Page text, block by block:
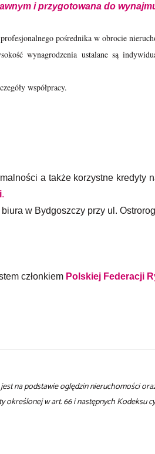
i przygotowana do
pośrednika w obrocie
wynagrodzenia ustalane są
współpracy.
a także korzystne kredyty
.
w Bydgoszczy przy ul.
członkiem Polskiej Federacji
na podstawie oględzin nieruchomości
określonej w art. 66 i następnych Kodeksu